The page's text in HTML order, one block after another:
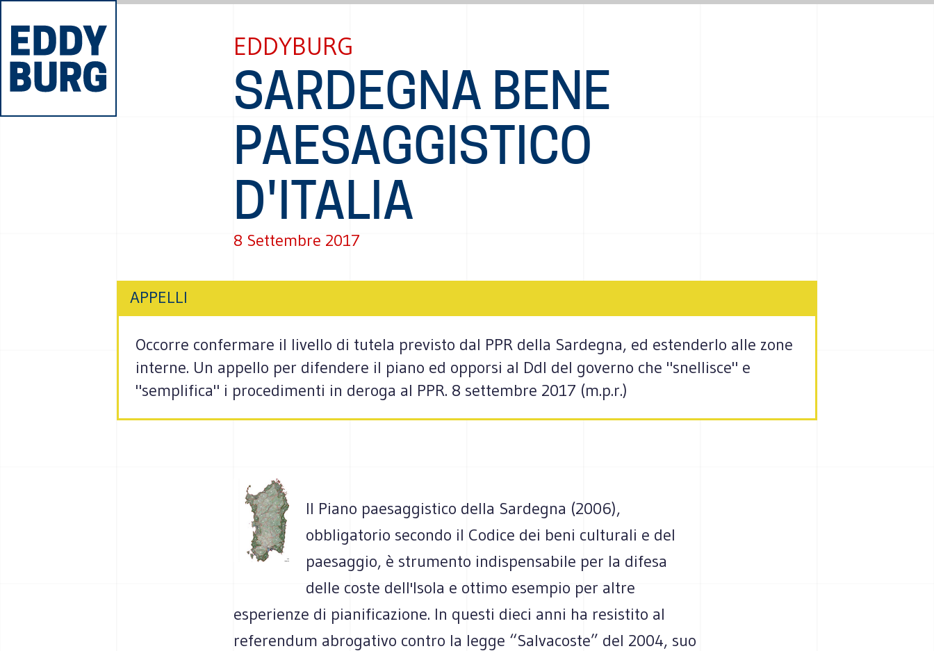
EDDYBURG
SARDEGNA BENE
PAESAGGISTICO
D'ITALIA
8 Settembre 2017
APPELLI
Occorre confermare il livello di tutela previsto dal PPR della Sardegna, ed estenderlo alle zone
interne. Un appello per difendere il piano ed opporsi al Ddl del governo che "snellisce" e
"semplifica" i procedimenti in deroga al PPR. 8 settembre 2017 (m.p.r.)
Il Piano paesaggistico della Sardegna (2006),
obbligatorio secondo il Codice dei beni culturali e del
paesaggio, è strumento indispensabile per la difesa
delle coste dell'Isola e ottimo esempio per altre
esperienze di pianificazione. In questi dieci anni ha resistito al
referendum abrogativo contro la legge “Salvacoste” del 2004, suo